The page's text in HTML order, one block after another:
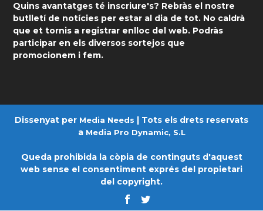
Quins avantatges té inscriure's? Rebràs el nostre
butlletí de notícies per estar al dia de tot. No caldrà
que et tornis a registrar enlloc del web. Podràs
participar en els diversos sortejos que
promocionem i fem.
Dissenyat per Media Needs
| Tots els drets reservats
a Media Pro Dynamic, S.L
Queda prohibida la còpia de continguts d'aquest
web sense el consentiment exprés del propietari
del copyright.